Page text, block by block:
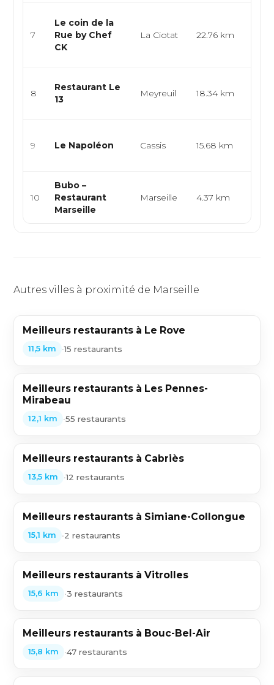
7
Le coin de la
Rue by Chef
CK
La Ciotat 22.76 km
8
Restaurant Le
13
Meyreuil 18.34 km
9 Le Napoléon Cassis 15.68 km
10
Bubo –
Restaurant
Marseille
Marseille 4.37 km
Autres villes à proximité de Marseille
Meilleurs restaurants à Le Rove
11,5 km •15 restaurants
Meilleurs restaurants à Les Pennes-
Mirabeau
12,1 km •55 restaurants
Meilleurs restaurants à Cabriès
13,5 km •12 restaurants
Meilleurs restaurants à Simiane-Collongue
15,1 km •2 restaurants
Meilleurs restaurants à Vitrolles
15,6 km •3 restaurants
Meilleurs restaurants à Bouc-Bel-Air
15,8 km •47 restaurants